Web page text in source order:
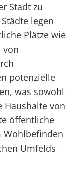
Stadt zu
legen
Plätze wie
von
potenzielle
was sowohl
Haushalte von
öffentliche
Wohlbefinden
Umfelds